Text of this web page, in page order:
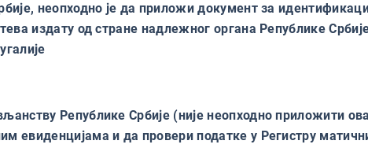
неопходно је да приложи документ за
издату од стране надлежног органа Републике
Републике Србије (није неопходно приложити
и да провери податке у Регистру